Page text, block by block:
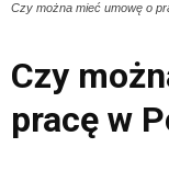
Czy można mieć umowę o
Czy
pracę w